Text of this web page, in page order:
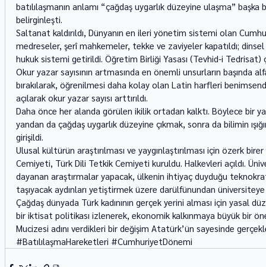
batılılaşmanın anlamı “çağdaş uygarlık düzeyine ulaşma”
belirginleşti.
Saltanat kaldırıldı, Dünyanın en ileri yönetim sistemi olan
medreseler, şerî mahkemeler, tekke ve zaviyeler kapatıldı;
hukuk sistemi getirildi. Öğretim Birliği Yasası (Tevhid-i
Okur yazar sayısının artmasında en önemli unsurların başında
bırakılarak, öğrenilmesi daha kolay olan Latin harfleri
açılarak okur yazar sayısı arttırıldı.
Daha önce her alanda görülen ikilik ortadan kalktı. Böylece bir
yandan da çağdaş uygarlık düzeyine çıkmak, sonra da bilimin
girişildi.
Ulusal kültürün araştırılması ve yaygınlaştırılması için özerk
Cemiyeti, Türk Dili Tetkik Cemiyeti kuruldu. Halkevleri açıldı.
dayanan araştırmalar yapacak, ülkenin ihtiyaç duyduğu
taşıyacak aydınları yetiştirmek üzere darülfünundan
Çağdaş dünyada Türk kadınının gerçek yerini alması için yasal
bir iktisat politikası izlenerek, ekonomik kalkınmaya büyük bir
Mucizesi adını verdikleri bir değişim Atatürk’ün sayesinde
#BatılılaşmaHareketleri #CumhuriyetDönemi